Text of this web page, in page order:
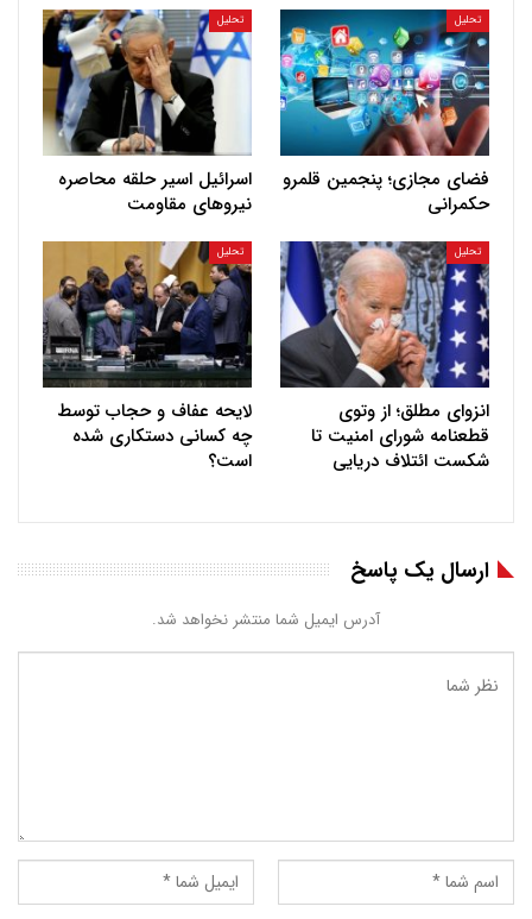
تحلیل
فضای مجازی؛ پنجمین قلمرو
حکمرانی
تحلیل
اسرائیل اسیر حلقه محاصره
نیروهای مقاومت
تحلیل
انزوای مطلق؛ از وتوی
قطعنامه شورای امنیت تا
شکست ائتلاف دریایی
تحلیل
لایحه عفاف و حجاب توسط
چه کسانی دستکاری شده
است؟
ارسال یک پاسخ
آدرس ایمیل شما منتشر نخواهد شد.